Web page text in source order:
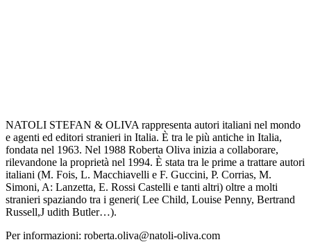
NATOLI STEFAN & OLIVA rappresenta autori italiani nel mondo
e agenti ed editori stranieri in Italia. È tra le più antiche in Italia,
fondata nel 1963. Nel 1988 Roberta Oliva inizia a collaborare,
rilevandone la proprietà nel 1994. È stata tra le prime a trattare autori
italiani (M. Fois, L. Macchiavelli e F. Guccini, P. Corrias, M.
Simoni, A: Lanzetta, E. Rossi Castelli e tanti altri) oltre a molti
stranieri spaziando tra i generi( Lee Child, Louise Penny, Bertrand
Russell,J udith Butler…).
Per informazioni: roberta.oliva@natoli-oliva.com